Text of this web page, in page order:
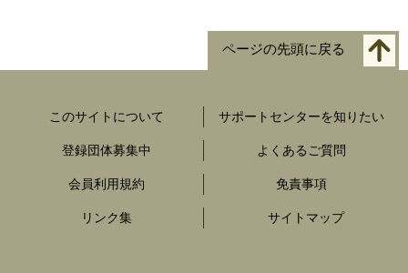
ページの先頭に戻る
このサイトについて サポートセンターを知りたい
登録団体募集中 よくあるご質問
会員利用規約 免責事項
リンク集 サイトマップ